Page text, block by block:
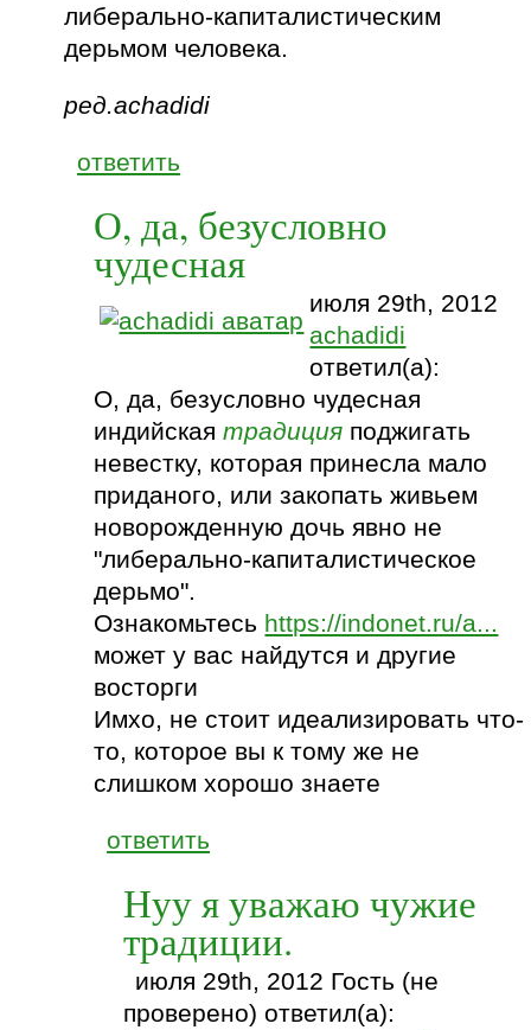
либерально-капиталистическим
дерьмом человека.
ред.achadidi
ответить
О, да, безусловно
чудесная
июля 29th, 2012
achadidi
ответил(а):
О, да, безусловно чудесная
индийскаятрадиция поджигать
невестку, которая принесла мало
приданого, или закопать живьем
новорожденную дочь явно не
"либерально-капиталистическое
дерьмо".
Ознакомьтесь https://indonet.ru/a...
может у вас найдутся и другие
восторги
Имхо, не стоит идеализировать что-
то, которое вы к тому же не
слишком хорошо знаете
ответить
Нуу я уважаю чужие
традиции.
июля 29th, 2012 Гость (не
проверено) ответил(а):